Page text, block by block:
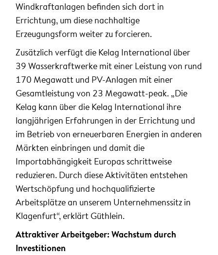
Windkraftanlagen befinden sich dort in
Errichtung, um diese nachhaltige
Erzeugungsform weiter zu forcieren.
Zusätzlich verfügt die Kelag International über
39 Wasserkraftwerke mit einer Leistung von rund
170 Megawatt und PV-Anlagen mit einer
Gesamtleistung von 23 Megawatt-peak. „Die
Kelag kann über die Kelag International ihre
langjährigen Erfahrungen in der Errichtung und
im Betrieb von erneuerbaren Energien in anderen
Märkten einbringen und damit die
Importabhängigkeit Europas schrittweise
reduzieren. Durch diese Aktivitäten entstehen
Wertschöpfung und hochqualifizierte
Arbeitsplätze an unserem Unternehmenssitz in
Klagenfurt“, erklärt Güthlein.
Attraktiver Arbeitgeber: Wachstum durch
Investitionen